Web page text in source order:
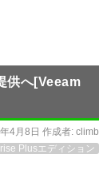
供へ[Veeam
4月8日 作成者: climb
Plusエディション